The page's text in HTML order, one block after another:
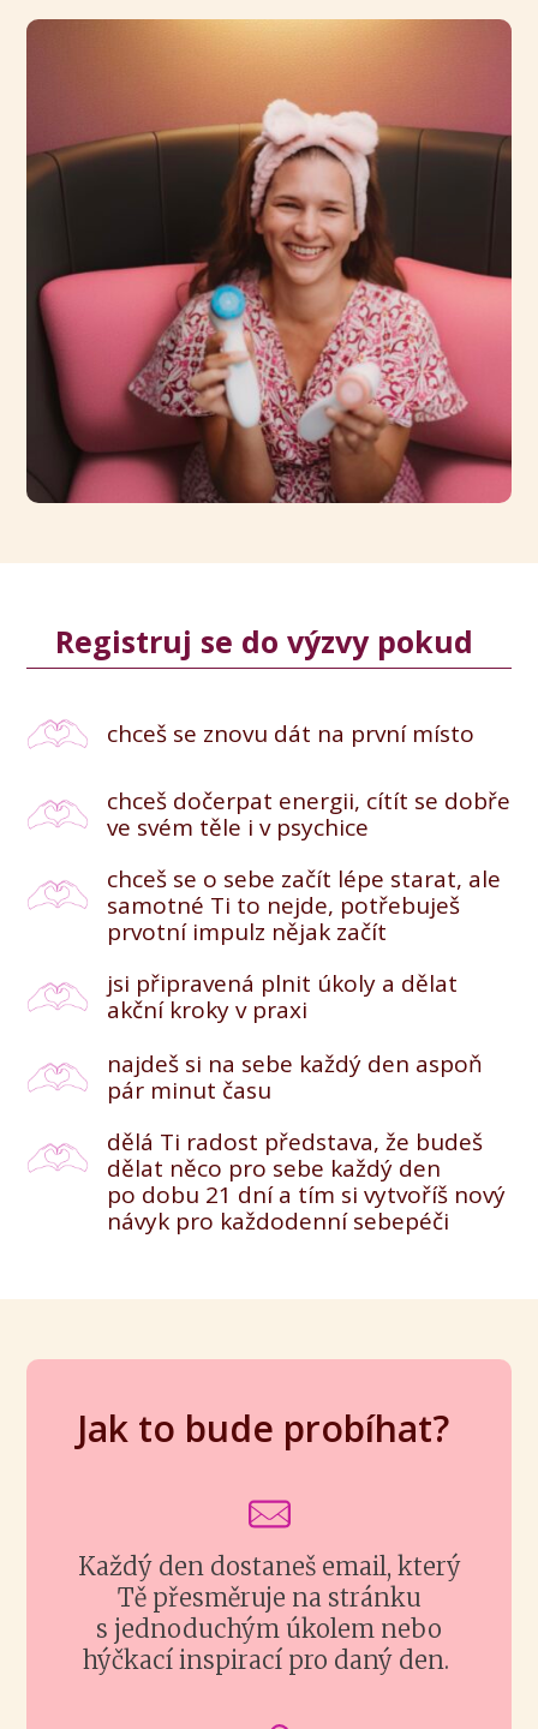
Registruj se do výzvy pokud
chceš se znovu dát na první místo
chceš dočerpat energii, cítít se dobře
ve svém těle i v psychice
chceš se o sebe začít lépe starat, ale
samotné Ti to nejde, potřebuješ
prvotní impulz nějak začít
jsi připravená plnit úkoly a dělat
akční kroky v praxi
najdeš si na sebe každý den aspoň
pár minut času
dělá Ti radost představa, že budeš
dělat něco pro sebe každý den
po dobu 21 dní a tím si vytvoříš nový
návyk pro každodenní sebepéči
Jak to bude probíhat?
Každý den dostaneš email, který
Tě přesměruje na stránku
s jednoduchým úkolem nebo
hýčkací inspirací pro daný den.